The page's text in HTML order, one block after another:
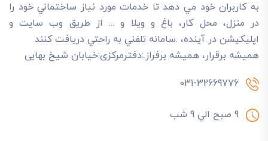
به کاربران خود مي دهد تا خدمات مورد نياز ساختماني خود را
در منزل، محل کار، باغ و ويلا و ... از طريق وب سايت و
اپليکيشن در آينده، .سامانه تلفني به راحتي دريافت کنند
هميشه برقرار، هميشه برفراز.:دفترمرکزی:خیابان شیخ بهایی
031-32669776
9 صبح الي 9 شب